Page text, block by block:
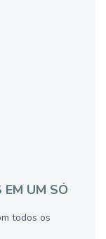
EM UM SÓ
todos os